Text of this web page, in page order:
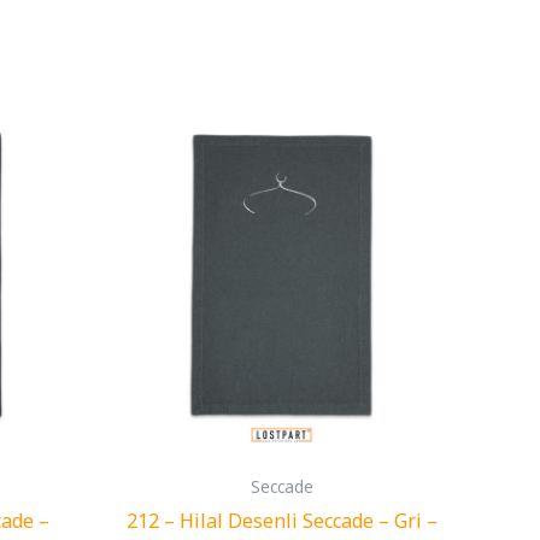
–
Seccade
212 – Hilal Desenli Seccade – Gri –